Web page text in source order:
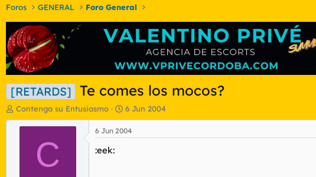
Foros GENERAL Foro General
[RETARDS] Te comes los mocos?
I
n
Contenga su Entusiasmo
F
e
c
h
6 Jun 2004
C
6 Jun 2004
:eek: